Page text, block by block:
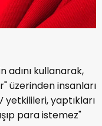
adını kullanarak,
üzerinden insanları
yetkilileri, yaptıkları
para istemez"